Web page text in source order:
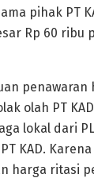
pihak PT
Rp 60 ribu
penawaran
olah PT
lokal dari
KAD.
harga ritasi